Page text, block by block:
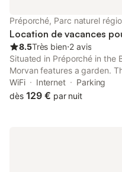
Préporché, Parc naturel
Location de vacances
8.5Très bien⋅2 avis
Situated in Préporché in the
Morvan features a garden.
garden views, and is 45 km
WiFi Internet
Parking
dès 129 € par nuit